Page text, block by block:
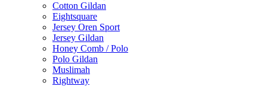
Cotton Gildan
Eightsquare
Jersey Oren Sport
Jersey Gildan
Honey Comb / Polo
Polo Gildan
Muslimah
Rightway